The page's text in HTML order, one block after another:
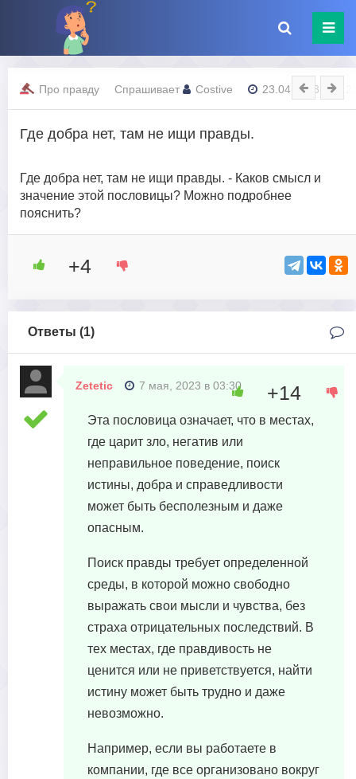
Про правду Спрашивает Costive 23.04.2023 -
Где добра нет, там не ищи правды.
Где добра нет, там не ищи правды. - Каков смысл и
значение этой пословицы? Можно подробнее
пояснить?
+4
Ответы (1)
Zetetic 7 мая, 2023 в 03:30
Эта пословица означает, что в местах,
где царит зло, негатив или
неправильное поведение, поиск
истины, добра и справедливости
может быть бесполезным и даже
опасным.
Поиск правды требует определенной
среды, в которой можно свободно
выражать свои мысли и чувства, без
страха отрицательных последствий. В
тех местах, где правдивость не
ценится или не приветствуется, найти
истину может быть трудно и даже
невозможно.
Например, если вы работаете в
компании, где все организовано вокруг
+14